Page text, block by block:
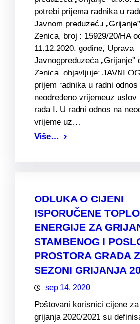
potrebi prijema radnika u
Javnom preduzeću
Zenica, broj : 15929/20/HA
11.12.2020. godine, Uprava
Javnogpreduzeća „Grijanje”
Zenica, objavljuje: JAVNI
prijem radnika u radni odnos
neodređeno vrijemeuz uslov
rada I. U radni odnos na
vrijeme uz…
Više…
ODLUKA O CIJENI
ISPORUČENE
ENERGIJE ZA
STAMBENOG I
PROSTORA GRADA
SEZONI GRIJANJA
sep 14, 2020
Poštovani korisnici cijene
grijanja 2020/2021 su